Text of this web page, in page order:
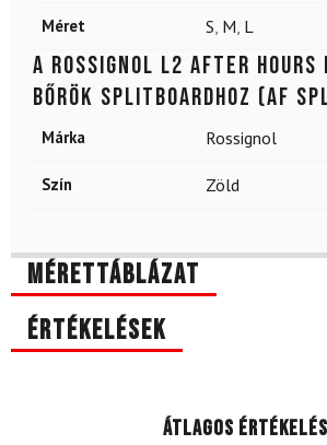
Méret S, M, L
A Rossignol L2 After Hours
bőrök splitboardhoz (AF
Márka Rossignol
Szín Zöld
Mérettáblázat
Értékelések
Átlagos értékelés